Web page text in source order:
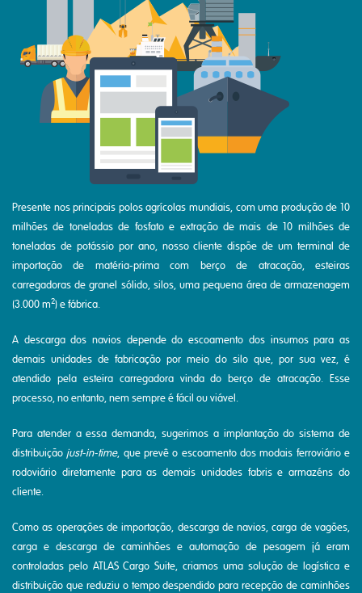
Presente nos principais polos agrícolas mundiais, com uma produção de 10
milhões de toneladas de fosfato e extração de mais de 10 milhões de
toneladas de potássio por ano, nosso cliente dispõe de um terminal de
importação de matéria-prima com berço de atracação, esteiras
carregadoras de granel sólido, silos, uma pequena área de armazenagem
(3.000 m2) e fábrica.
A descarga dos navios depende do escoamento dos insumos para as
demais unidades de fabricação por meio do silo que, por sua vez, é
atendido pela esteira carregadora vinda do berço de atracação. Esse
processo, no entanto, nem sempre é fácil ou viável.
Para atender a essa demanda, sugerimos a implantação do sistema de
distribuiçãojust-in-time, que prevê o escoamento dos modais ferroviário e
rodoviário diretamente para as demais unidades fabris e armazéns do
cliente.
Como as operações de importação, descarga de navios, carga de vagões,
carga e descarga de caminhões e automação de pesagem já eram
controladas pelo ATLAS Cargo Suite, criamos uma solução de logística e
distribuição que reduziu o tempo despendido para recepção de caminhões